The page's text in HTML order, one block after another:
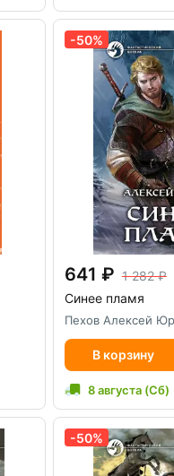
-50%
641
1 282
Синее пламя
Пехов Алексей
В корзину
8 августа (Сб)
-50%